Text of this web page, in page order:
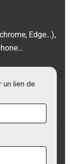
Edge…),
un lien de